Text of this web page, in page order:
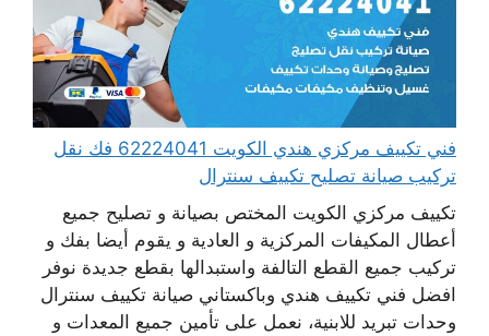
فني تكييف مركزي هندي الكويت 62224041 فك نقل
تركيب صيانة تصليح تكييف سنترال
تكييف مركزي الكويت المختص بصيانة و تصليح جميع
أعطال المكيفات المركزية و العادية و يقوم أيضا بفك و
تركيب جميع القطع التالفة واستبدالها بقطع جديدة نوفر
افضل فني تكييف هندي وباكستاني صيانة تكييف سنترال
وحدات تبريد للابنية، نعمل على تأمين جميع المعدات و